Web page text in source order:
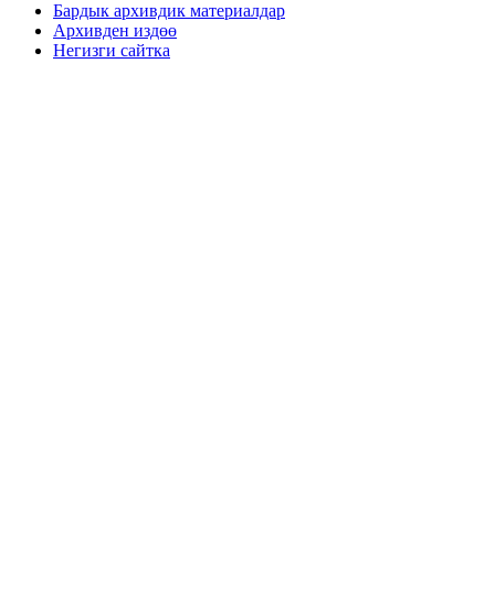
Бардык архивдик материалдар
Архивден издөө
Негизги сайтка